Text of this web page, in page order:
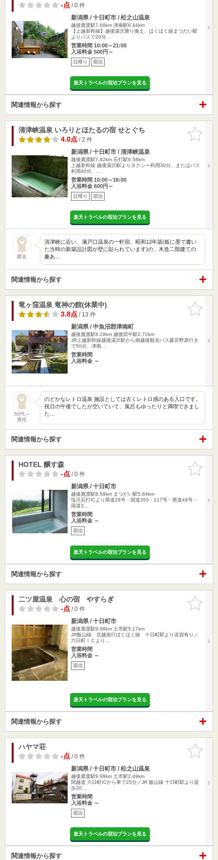
-点/ 0 件
新潟県 / 十日町市 / 松之山温泉
越後鹿渡駅7.68km 津南駅6.44km
【上越新幹線】越後湯沢乗り換え、ほくほく線まつだい駅
よりバスで20分…
営業時間 10:00～21:00
入浴料金 500円～
日帰り 宿泊
楽天トラベルの宿泊プランを見る
関連情報から探す
お気に入
りに追加
清津峡温泉 いろりとほたるの宿 せとぐち
4.0点/ 2 件
新潟県 / 十日町市 / 清津峡温泉
越後鹿渡駅7.82km 石打駅6.58km
上越新幹線 越後湯沢駅よりタクシー利用30分、またはバス
利用40分、…
営業時間 10:00～16:00
入浴料金 600円～
日帰り 宿泊
楽天トラベルの宿泊プランを見る
匿名
清津峡に近い、瀬戸口温泉の一軒宿。昭和12年築(板に墨で書い
た当時の新築設計図が壁に貼られています)の、木造二階建ての
趣あ…
関連情報から探す
お気に入
りに追加
竜ヶ窪温泉 竜神の館(休業中)
3.8点/ 13 件
新潟県 / 中魚沼郡津南町
越後鹿渡駅8.29km 越後田中駅2.72km
JR上越新幹線越後湯沢駅から南越後観光バス森宮野原行き
で50分、津南…
営業時間
入浴料金 ～
50代～
男性
のどかなレトロ温泉 施設としては古くレトロ感のある入口です。
祝日の午後でしたが空いていて、風呂もゆったりと満喫できまし
た…
関連情報から探す
お気に入
りに追加
HOTEL 醸す森
-点/ 0 件
新潟県 / 十日町市
越後鹿渡駅8.58km まつだい駅5.84km
塩沢石打ICより県道28号・国道353・117号・県道49号・
国道3…
営業時間
入浴料金 ～
宿泊
楽天トラベルの宿泊プランを見る
関連情報から探す
お気に入
りに追加
二ツ屋温泉 心の宿 やすらぎ
-点/ 0 件
新潟県 / 十日町市
越後鹿渡駅9.68km 土市駅5.17km
JR飯山線、北越急行ほくほく線 十日町駅より送迎有り／
六日町ＩＣより…
営業時間
入浴料金 ～
宿泊
楽天トラベルの宿泊プランを見る
関連情報から探す
お気に入
りに追加
ハヤマ荘
-点/ 0 件
新潟県 / 十日町市 / 松之山温泉
越後鹿渡駅9.99km 土市駅2.49km
関越道 六日町ICから車で25分／JR 飯山線 十日町駅より徒
歩30…
営業時間
入浴料金 ～
宿泊
楽天トラベルの宿泊プランを見る
関連情報から探す